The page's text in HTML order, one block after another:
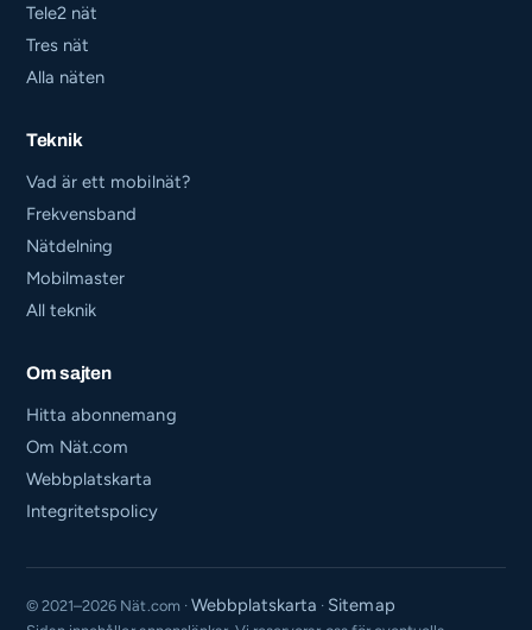
Tele2 nät
Tres nät
Alla näten
Teknik
Vad är ett mobilnät?
Frekvensband
Nätdelning
Mobilmaster
All teknik
Om sajten
Hitta abonnemang
Om Nät.com
Webbplatskarta
Integritetspolicy
© 2021–2026 Nät.com · Webbplatskarta · Sitemap